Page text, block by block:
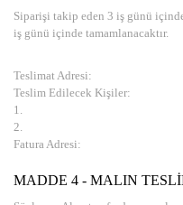
Siparişi takip eden 3 iş günü
iş günü içinde tamamlanacaktır.
Teslimat Adresi:
Teslim Edilecek Kişiler:
1.
2.
Fatura Adresi:
MADDE 4 - MALIN